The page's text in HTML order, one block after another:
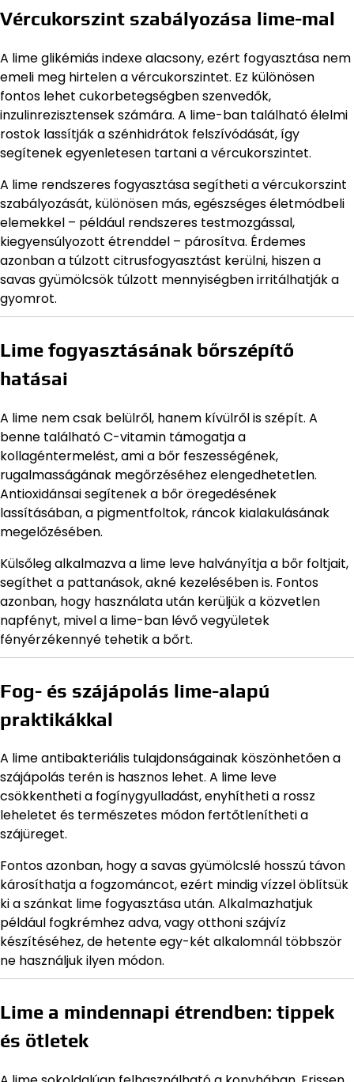
Vércukorszint szabályozása lime-mal
A lime glikémiás indexe alacsony, ezért fogyasztása nem
emeli meg hirtelen a vércukorszintet. Ez különösen
fontos lehet cukorbetegségben szenvedők,
inzulinrezisztensek számára. A lime-ban található élelmi
rostok lassítják a szénhidrátok felszívódását, így
segítenek egyenletesen tartani a vércukorszintet.
A lime rendszeres fogyasztása segítheti a vércukorszint
szabályozását, különösen más, egészséges életmódbeli
elemekkel – például rendszeres testmozgással,
kiegyensúlyozott étrenddel – párosítva. Érdemes
azonban a túlzott citrusfogyasztást kerülni, hiszen a
savas gyümölcsök túlzott mennyiségben irritálhatják a
gyomrot.
Lime fogyasztásának bőrszépítő
hatásai
A lime nem csak belülről, hanem kívülről is szépít. A
benne található C-vitamin támogatja a
kollagéntermelést, ami a bőr feszességének,
rugalmasságának megőrzéséhez elengedhetetlen.
Antioxidánsai segítenek a bőr öregedésének
lassításában, a pigmentfoltok, ráncok kialakulásának
megelőzésében.
Külsőleg alkalmazva a lime leve halványítja a bőr foltjait,
segíthet a pattanások, akné kezelésében is. Fontos
azonban, hogy használata után kerüljük a közvetlen
napfényt, mivel a lime-ban lévő vegyületek
fényérzékennyé tehetik a bőrt.
Fog- és szájápolás lime-alapú
praktikákkal
A lime antibakteriális tulajdonságainak köszönhetően a
szájápolás terén is hasznos lehet. A lime leve
csökkentheti a fogínygyulladást, enyhítheti a rossz
leheletet és természetes módon fertőtlenítheti a
szájüreget.
Fontos azonban, hogy a savas gyümölcslé hosszú távon
károsíthatja a fogzománcot, ezért mindig vízzel öblítsük
ki a szánkat lime fogyasztása után. Alkalmazhatjuk
például fogkrémhez adva, vagy otthoni szájvíz
készítéséhez, de hetente egy-két alkalomnál többször
ne használjuk ilyen módon.
Lime a mindennapi étrendben: tippek
és ötletek